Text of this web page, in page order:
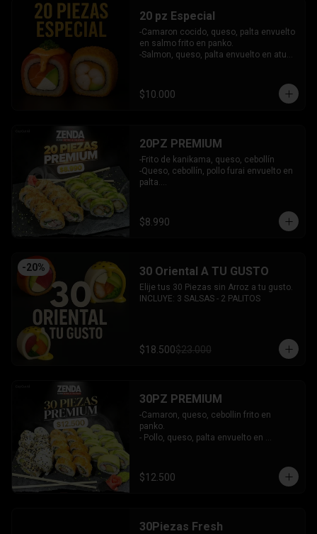
20 pz Especial
-Camaron cocido, queso, palta envuelto
en salmo frito en panko.
-Salmon, queso, palta envuelto en atun
$10.000
20PZ PREMIUM
-Frito de kanikama, queso, cebollín
-Queso, cebollín, pollo furai envuelto en
palta.
$8.990
-20% 30 Oriental A TU GUSTO
Elije tus 30 Piezas sin Arroz a tu gusto.
INCLUYE: 3 SALSAS - 2 PALITOS
$18.500$23.000
30PZ PREMIUM
-Camaron, queso, cebollin frito en
panko.
- Pollo, queso, palta envuelto en
palta.
INCLUYE: 3 SALSAS - 2 PALITOS
$12.500
30Piezas Fresh